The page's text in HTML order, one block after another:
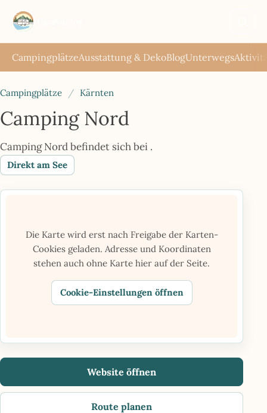
CampingplätzeAusstattung & DekoBlogUnterwegs
Campingplätze / Kärnten
Camping Nord
Camping Nord befindet sich bei .
Direkt am See
Die Karte wird erst nach Freigabe der Karten-
Cookies geladen. Adresse und Koordinaten
stehen auch ohne Karte hier auf der Seite.
Cookie-Einstellungen öffnen
Website öffnen
Route planen